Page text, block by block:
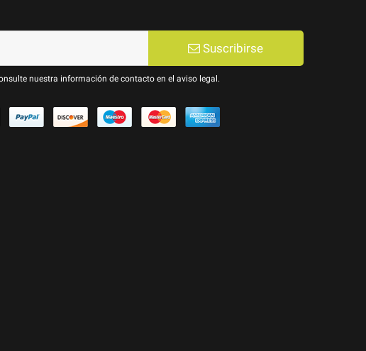
Suscribirse
nuestra información de contacto en el aviso legal.